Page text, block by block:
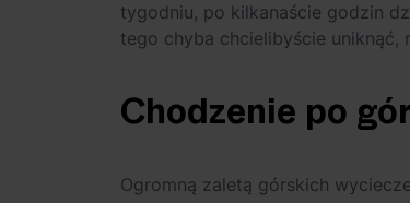
tygodniu, po kilkanaście godzin
tego chyba chcielibyście uniknąć,
Chodzenie po
Ogromną zaletą górskich